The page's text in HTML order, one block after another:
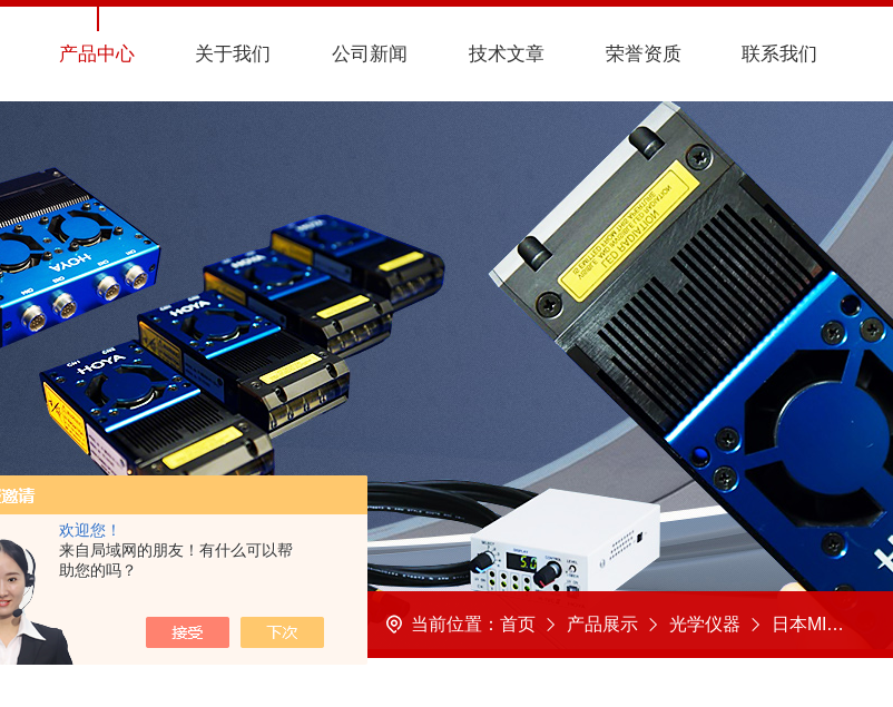
欢迎您！
来自局域网的朋友！有什么可以帮
助您的吗？
产品中心 关于我们 公司新闻 技术文章 荣誉资质 联系我们
当前位置： 首页 产品展示 光学仪器 日本MICRO微方